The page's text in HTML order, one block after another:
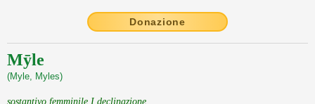
Donazione
Mȳle
(Myle, Myles)
sostantivo femminile I declinazione